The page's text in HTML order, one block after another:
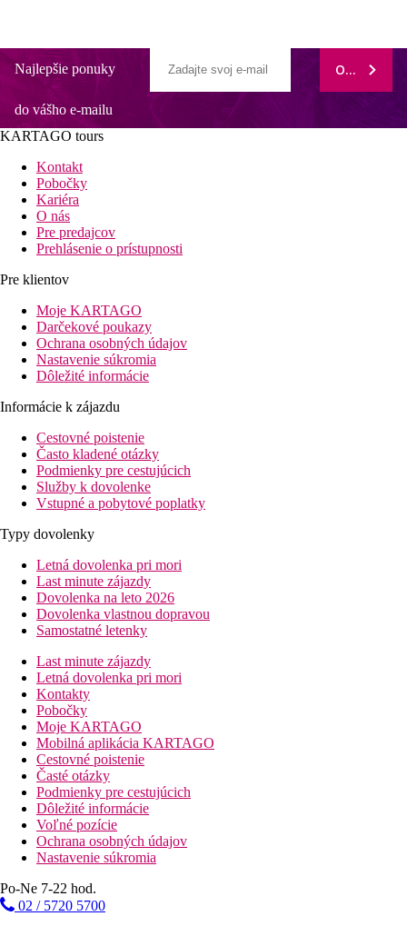
Najlepšie ponuky
do vášho e-mailu
ODOBERAŤ
KARTAGO tours
Kontakt
Pobočky
Kariéra
O nás
Pre predajcov
Prehlásenie o prístupnosti
Pre klientov
Moje KARTAGO
Darčekové poukazy
Ochrana osobných údajov
Nastavenie súkromia
Dôležité informácie
Informácie k zájazdu
Cestovné poistenie
Často kladené otázky
Podmienky pre cestujúcich
Služby k dovolenke
Vstupné a pobytové poplatky
Typy dovolenky
Letná dovolenka pri mori
Last minute zájazdy
Dovolenka na leto 2026
Dovolenka vlastnou dopravou
Samostatné letenky
Last minute zájazdy
Letná dovolenka pri mori
Kontakty
Pobočky
Moje KARTAGO
Mobilná aplikácia KARTAGO
Cestovné poistenie
Časté otázky
Podmienky pre cestujúcich
Dôležité informácie
Voľné pozície
Ochrana osobných údajov
Nastavenie súkromia
Po-Ne 7-22 hod.
02 / 5720 5700